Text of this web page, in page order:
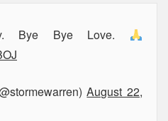
Bye Bye Love.
August 22,